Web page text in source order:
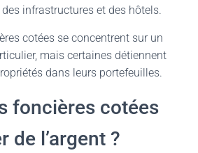
infrastructures et des hôtels.
cotées se concentrent sur un
mais certaines détiennent
dans leurs portefeuilles.
foncières cotées
de l’argent ?